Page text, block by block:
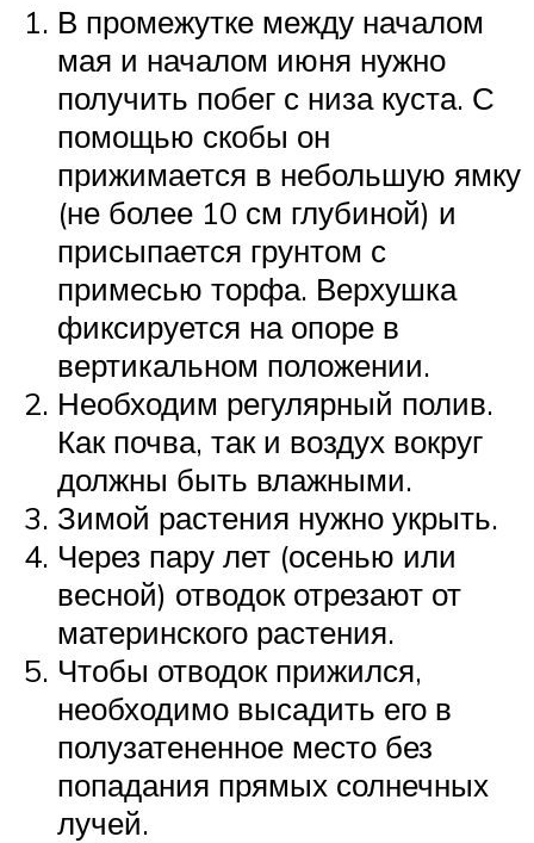
В промежутке между началом
мая и началом июня нужно
получить побег с низа куста. С
помощью скобы он
прижимается в небольшую ямку
(не более 10 см глубиной) и
присыпается грунтом с
примесью торфа. Верхушка
фиксируется на опоре в
вертикальном положении.
Необходим регулярный полив.
Как почва, так и воздух вокруг
должны быть влажными.
Зимой растения нужно укрыть.
Через пару лет (осенью или
весной) отводок отрезают от
материнского растения.
Чтобы отводок прижился,
необходимо высадить его в
полузатененное место без
попадания прямых солнечных
лучей.